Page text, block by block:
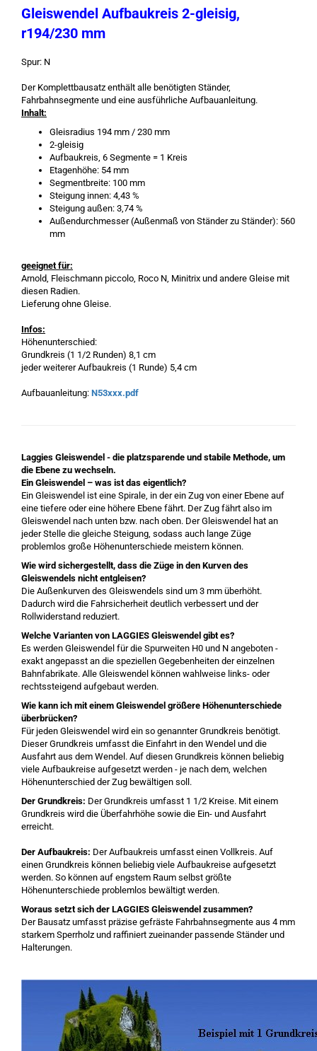
Gleiswendel Aufbaukreis 2-gleisig,
r194/230 mm
Spur: N
Der Komplettbausatz enthält alle benötigten Ständer,
Fahrbahnsegmente und eine ausführliche Aufbauanleitung.
Inhalt:
Gleisradius 194 mm / 230 mm
2-gleisig
Aufbaukreis, 6 Segmente = 1 Kreis
Etagenhöhe: 54 mm
Segmentbreite: 100 mm
Steigung innen: 4,43 %
Steigung außen: 3,74 %
Außendurchmesser (Außenmaß von Ständer zu Ständer): 560
mm
geeignet für:
Arnold, Fleischmann piccolo, Roco N, Minitrix und andere Gleise mit
diesen Radien.
Lieferung ohne Gleise.
Infos:
Höhenunterschied:
Grundkreis (1 1/2 Runden) 8,1 cm
jeder weiterer Aufbaukreis (1 Runde) 5,4 cm
Aufbauanleitung: N53xxx.pdf
Laggies Gleiswendel - die platzsparende und stabile Methode, um
die Ebene zu wechseln.
Ein Gleiswendel – was ist das eigentlich?
Ein Gleiswendel ist eine Spirale, in der ein Zug von einer Ebene auf
eine tiefere oder eine höhere Ebene fährt. Der Zug fährt also im
Gleiswendel nach unten bzw. nach oben. Der Gleiswendel hat an
jeder Stelle die gleiche Steigung, sodass auch lange Züge
problemlos große Höhenunterschiede meistern können.
Wie wird sichergestellt, dass die Züge in den Kurven des
Gleiswendels nicht entgleisen?
Die Außenkurven des Gleiswendels sind um 3 mm überhöht.
Dadurch wird die Fahrsicherheit deutlich verbessert und der
Rollwiderstand reduziert.
Welche Varianten von LAGGIES Gleiswendel gibt es?
Es werden Gleiswendel für die Spurweiten H0 und N angeboten -
exakt angepasst an die speziellen Gegebenheiten der einzelnen
Bahnfabrikate. Alle Gleiswendel können wahlweise links- oder
rechtssteigend aufgebaut werden.
Wie kann ich mit einem Gleiswendel größere Höhenunterschiede
überbrücken?
Für jeden Gleiswendel wird ein so genannter Grundkreis benötigt.
Dieser Grundkreis umfasst die Einfahrt in den Wendel und die
Ausfahrt aus dem Wendel. Auf diesen Grundkreis können beliebig
viele Aufbaukreise aufgesetzt werden - je nach dem, welchen
Höhenunterschied der Zug bewältigen soll.
Der Grundkreis: Der Grundkreis umfasst 1 1/2 Kreise. Mit einem
Grundkreis wird die Überfahrhöhe sowie die Ein- und Ausfahrt
erreicht.
Der Aufbaukreis: Der Aufbaukreis umfasst einen Vollkreis. Auf
einen Grundkreis können beliebig viele Aufbaukreise aufgesetzt
werden. So können auf engstem Raum selbst größte
Höhenunterschiede problemlos bewältigt werden.
Woraus setzt sich der LAGGIES Gleiswendel zusammen?
Der Bausatz umfasst präzise gefräste Fahrbahnsegmente aus 4 mm
starkem Sperrholz und raffiniert zueinander passende Ständer und
Halterungen.